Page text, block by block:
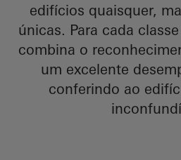
edifícios quaisquer,
únicas. Para cada
combina o
um excelente
conferindo ao